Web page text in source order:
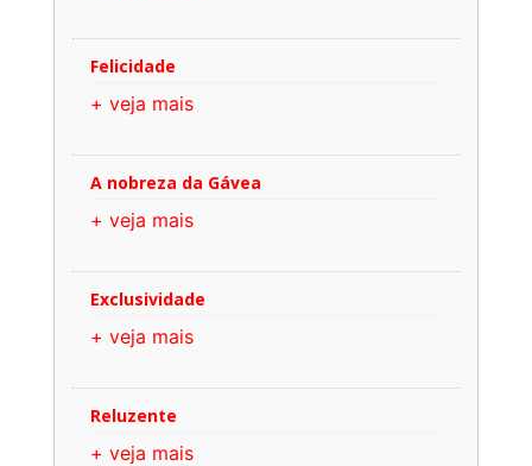
Felicidade
+ veja mais
A nobreza da Gávea
+ veja mais
Exclusividade
+ veja mais
Reluzente
+ veja mais